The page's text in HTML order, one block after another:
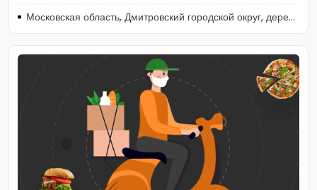
Московская область, Дмитровский городской округ, деревня Горки Сухаревские, 1